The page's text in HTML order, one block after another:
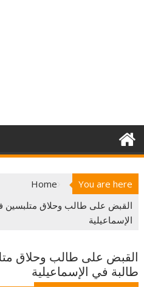
You are here
Home
القبض على طالب وحلاق
الإسماعيلية
القبض على طالب وحلاق
طالبة في الإسماعيلية